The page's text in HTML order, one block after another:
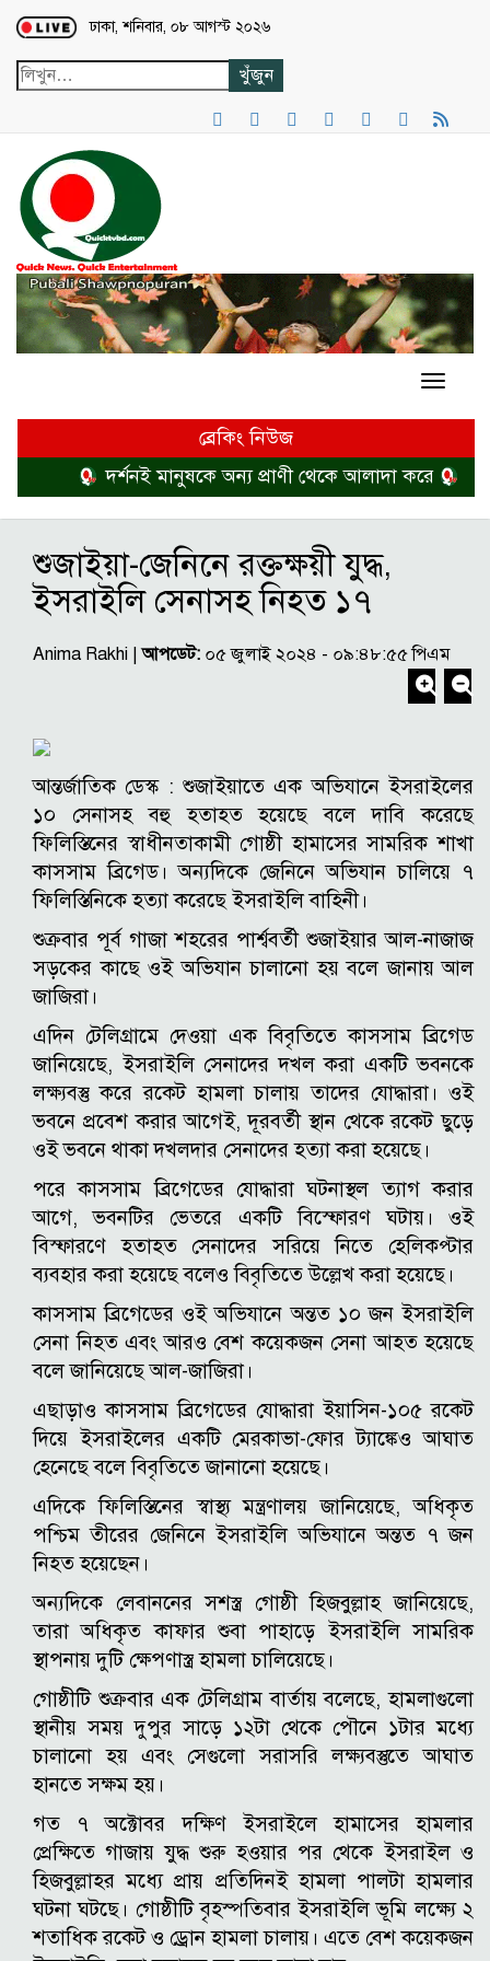
Loading...
ঢাকা, শনিবার, ০৮ আগস্ট ২০২৬
ব্রেকিং নিউজ
দর্শনই মানুষকে অন্য প্রাণী থেকে আলাদা করে
হত্যা
শুজাইয়া-জেনিনে রক্তক্ষয়ী যুদ্ধ,
ইসরাইলি সেনাসহ নিহত ১৭
Anima Rakhi |আপডেট: ০৫ জুলাই ২০২৪ - ০৯:৪৮:৫৫ পিএম
আন্তর্জাতিক ডেস্ক : শুজাইয়াতে এক অভিযানে ইসরাইলের
১০ সেনাসহ বহু হতাহত হয়েছে বলে দাবি করেছে
ফিলিস্তিনের স্বাধীনতাকামী গোষ্ঠী হামাসের সামরিক শাখা
কাসসাম ব্রিগেড। অন্যদিকে জেনিনে অভিযান চালিয়ে ৭
ফিলিস্তিনিকে হত্যা করেছে ইসরাইলি বাহিনী।
শুক্রবার পূর্ব গাজা শহরের পার্শ্ববর্তী শুজাইয়ার আল-নাজাজ
সড়কের কাছে ওই অভিযান চালানো হয় বলে জানায় আল
জাজিরা।
এদিন টেলিগ্রামে দেওয়া এক বিবৃতিতে কাসসাম ব্রিগেড
জানিয়েছে, ইসরাইলি সেনাদের দখল করা একটি ভবনকে
লক্ষ্যবস্তু করে রকেট হামলা চালায় তাদের যোদ্ধারা। ওই
ভবনে প্রবেশ করার আগেই, দূরবর্তী স্থান থেকে রকেট ছুড়ে
ওই ভবনে থাকা দখলদার সেনাদের হত্যা করা হয়েছে।
পরে কাসসাম ব্রিগেডের যোদ্ধারা ঘটনাস্থল ত্যাগ করার
আগে, ভবনটির ভেতরে একটি বিস্ফোরণ ঘটায়। ওই
বিস্ফারণে হতাহত সেনাদের সরিয়ে নিতে হেলিকপ্টার
ব্যবহার করা হয়েছে বলেও বিবৃতিতে উল্লেখ করা হয়েছে।
কাসসাম ব্রিগেডের ওই অভিযানে অন্তত ১০ জন ইসরাইলি
সেনা নিহত এবং আরও বেশ কয়েকজন সেনা আহত হয়েছে
বলে জানিয়েছে আল-জাজিরা।
এছাড়াও কাসসাম ব্রিগেডের যোদ্ধারা ইয়াসিন-১০৫ রকেট
দিয়ে ইসরাইলের একটি মেরকাভা-ফোর ট্যাঙ্কেও আঘাত
হেনেছে বলে বিবৃতিতে জানানো হয়েছে।
এদিকে ফিলিস্তিনের স্বাস্থ্য মন্ত্রণালয় জানিয়েছে, অধিকৃত
পশ্চিম তীরের জেনিনে ইসরাইলি অভিযানে অন্তত ৭ জন
নিহত হয়েছেন।
অন্যদিকে লেবাননের সশস্ত্র গোষ্ঠী হিজবুল্লাহ জানিয়েছে,
তারা অধিকৃত কাফার শুবা পাহাড়ে ইসরাইলি সামরিক
স্থাপনায় দুটি ক্ষেপণাস্ত্র হামলা চালিয়েছে।
গোষ্ঠীটি শুক্রবার এক টেলিগ্রাম বার্তায় বলেছে, হামলাগুলো
স্থানীয় সময় দুপুর সাড়ে ১২টা থেকে পৌনে ১টার মধ্যে
চালানো হয় এবং সেগুলো সরাসরি লক্ষ্যবস্তুতে আঘাত
হানতে সক্ষম হয়।
গত ৭ অক্টোবর দক্ষিণ ইসরাইলে হামাসের হামলার
প্রেক্ষিতে গাজায় যুদ্ধ শুরু হওয়ার পর থেকে ইসরাইল ও
হিজবুল্লাহর মধ্যে প্রায় প্রতিদিনই হামলা পালটা হামলার
ঘটনা ঘটছে। গোষ্ঠীটি বৃহস্পতিবার ইসরাইলি ভূমি লক্ষ্যে ২
শতাধিক রকেট ও ড্রোন হামলা চালায়। এতে বেশ কয়েকজন